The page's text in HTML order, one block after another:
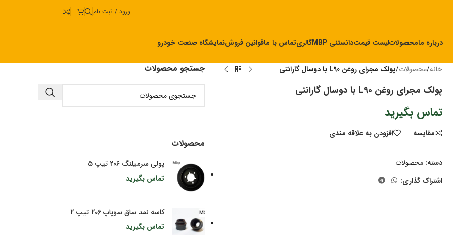
ورود / ثبت نام
درباره مامحصولاتلیست قیمتدانستنی MBP گالریتماس با ماقوانین فروشنمایشگاه صنعت خودرو
خانه/محصولات/پولک مجرای روغن L90 با دوسال گارانتی
پولک مجرای روغن L90 با دوسال گارانتی
تماس بگیرید
مقايسه افزودن به علاقه مندی
دسته: محصولات
اشتراک گذاری:
جستجو محصولات
محصولات
پولی سرمیلنگ 206 تیپ 5
تماس بگیرید
کاسه نمد ساق سوپاپ 206 تیپ 2
تماس بگیرید